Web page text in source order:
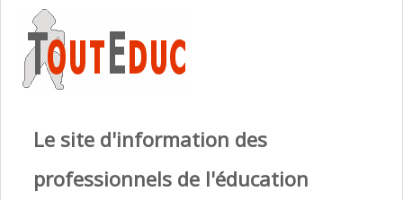
Le site d'information des
professionnels de l'éducation